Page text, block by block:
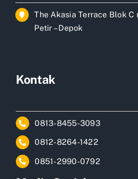
The Akasia Terrace Blok C
Petir – Depok
Kontak
0813-8455-3093
0812-8264-1422
0851-2990-0792